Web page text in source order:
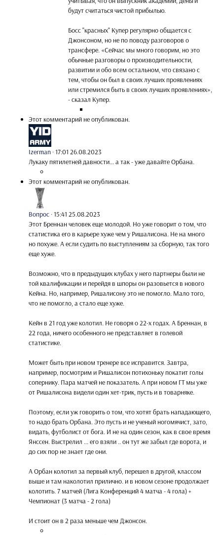
будут считаться чистой прибылью.
Босс "красных" Купер регулярно общается с
Джонсоном, но не по поводу разговоров о
трансфере. «Сейчас мы много говорим, но это
обычные разговоры о производительности,
развитии и обо всем остальном, что связано с
тем, чтобы он был в своих лучших проявлениях
или стремился быть в своих лучших проявлениях»,
- сказал Купер.
Этот комментарий не опубликован.
Izerman ·17:01 26.08.2023
Лукаку пятилетней давности... а так - уже давайте Орбана.
Этот комментарий не опубликован.
Вопрос ·15:41 25.08.2023
Этот Бреннан человек еще молодой. Но уже говорит о том, что
статистика его в карьере хуже чем у Ришалисона. Не на много
но похуже. А если судить по выступлениям за сборную, так того
еще хуже.
Возможно, что в предыдущих клубах у него партнеры были не
той квалификации и перейдя в шпоры он разовьется в нового
Кейна. Но, например, Ришалисону это не помогло. Мало того,
что не помогло, а стало еще хуже.
Кейн в 21 год уже колотил. Не говоря о 22-х годах. А Бреннан, в
22 года, ничего особенного не представляет в голевой
статистике.
Может быть при новом тренере все исправится. Завтра,
например, посмотрим и Ришалисон потихоньку покатит голы
сопернику. Пара матчей не показатель. А при новом ГТ мы уже
от Ришалисона видели один хет-трик, пусть и в товарняке.
Поэтому, если уж говорить о том, что хотят брать нападающего,
то надо брать Орбана. Это пусть и не ученый ногомячист, зато,
видать, футболист от бога. И не на один сезон, как в свое время
Янссен. Выстрелил ... его взяли .. он тут же забыл где ворота, и
до сих пор не знает где они.
А Орбан колотил за первый клуб, перешел в другой, классом
выше и там наколотил прилично. и в новом сезоне продолжает
колотить. 7 матчей (Лига Конференций 4 матча - 4 гола) +
Чемпионат (3 матча - 2 гола)
И стоит он в 2 раза меньше чем Джонсон.